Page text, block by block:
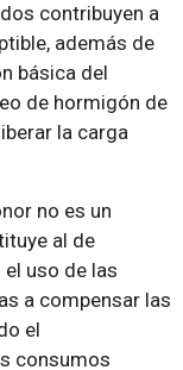
contribuyen a
además de
básica del
de hormigón de
la carga
no es un
al de
uso de las
a compensar las
el
consumos